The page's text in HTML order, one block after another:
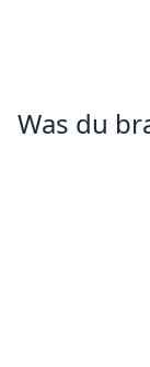
Was du